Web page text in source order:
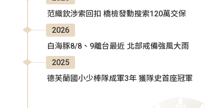
范織欽涉索回扣 橋檢發動搜索120萬交保
2026
白海豚8/8、9離台最近 北部戒備強風大雨
2025
德芙蘭國小少棒隊成軍3年 獲隊史首座冠軍